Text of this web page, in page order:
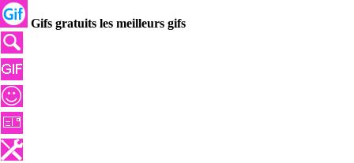
Gifs gratuits les meilleurs gifs